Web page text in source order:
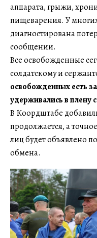
аппарата, грыжи,
пищеварения. У
диагностирована
сообщении.
Все освобожденные
солдатскому и
освобожденных есть
удерживались в плену
В Коордштабе
продолжается, а
лиц будет объявлено
обмена.